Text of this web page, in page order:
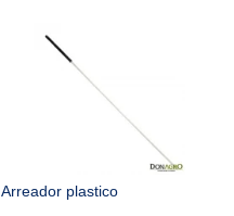
Arreador plastico